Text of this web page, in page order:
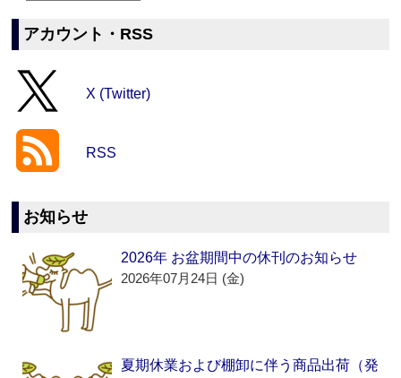
アカウント・RSS
X (Twitter)
RSS
お知らせ
2026年 お盆期間中の休刊のお知らせ
2026年07月24日 (金)
夏期休業および棚卸に伴う商品出荷（発